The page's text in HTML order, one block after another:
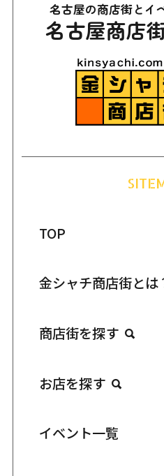
名古屋の商店街とイ
名古屋商店
TOP
金シャチ商店街とは
商店街を探す
お店を探す
イベント一覧